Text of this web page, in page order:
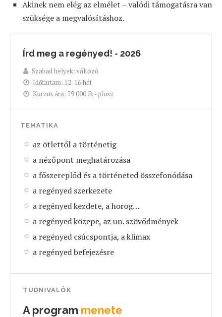
Akinek nem elég az elmélet – valódi támogatásra van
szüksége a megvalósításhoz.
Írd meg a regényed! - 2026
Szabad helyek: változó
Időtartam: 12-16 hét
Kurzus ára: 79 000 Ft - plusz
TEMATIKA
az ötlettől a történetig
a nézőpont meghatározása
a főszereplőd és a történeted összefonódása
a regényed szerkezete
a regényed kezdete, a horog…
a regényed közepe, az un. szövődmények
a regényed csúcspontja, a klimax
a regényed befejezésre
TUDNIVALÓK
A program menete